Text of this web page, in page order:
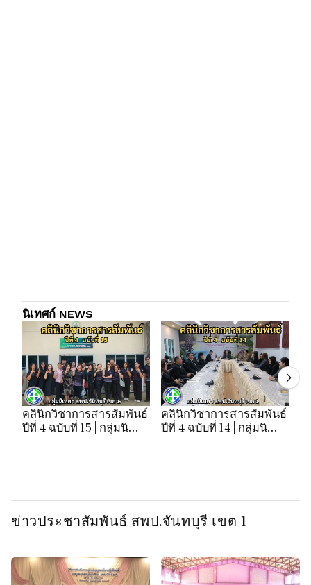
นิเทศก์ NEWS
คลินิกวิชาการสารสัมพันธ์
ปีที่ 4 ฉบับที่ 15 | กลุ่มนิ
คลินิกวิชาการสารสัมพันธ์
ปีที่ 4 ฉบับที่ 14 | กลุ่มนิ
ข่าวประชาสัมพันธ์ สพป.จันทบุรี เขต 1